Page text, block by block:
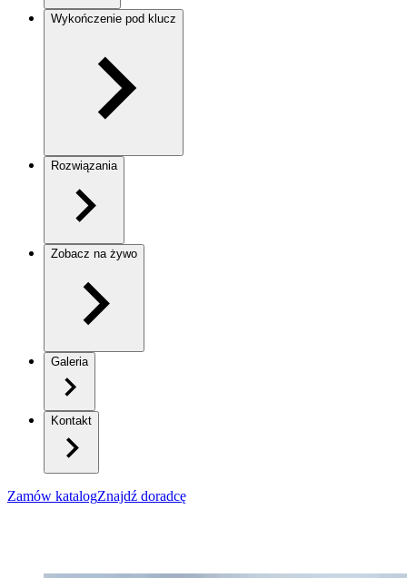
Wykończenie pod klucz
Rozwiązania
Zobacz na żywo
Galeria
Kontakt
Zamów katalogZnajdź doradcę